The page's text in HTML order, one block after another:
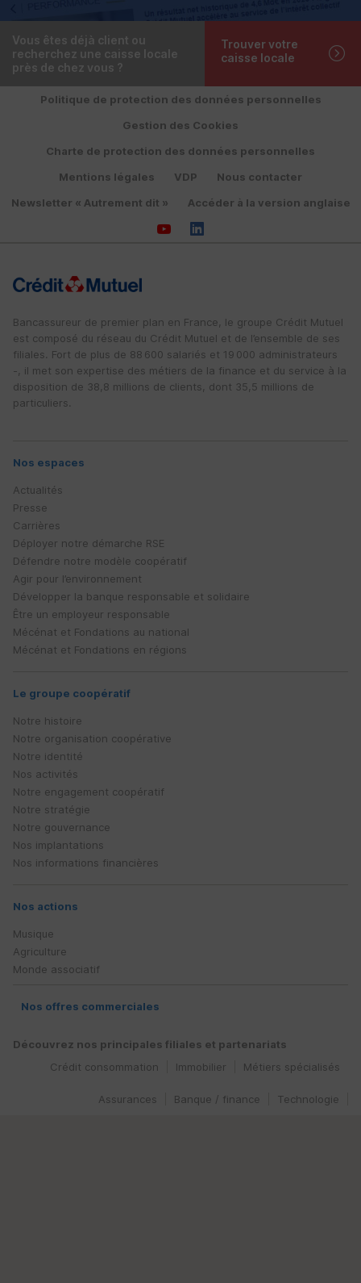
Vous êtes déjà client ou
recherchez une caisse locale
près de chez vous ?
Trouver votre
caisse locale
Politique de protection des données personnelles
Gestion des Cookies
Charte de protection des données personnelles
Mentions légales
VDP
Nous contacter
Newsletter « Autrement dit »
Accéder à la version anglaise
Bancassureur de premier plan en France, le groupe Crédit Mutuel
est composé du réseau du Crédit Mutuel et de l’ensemble de ses
filiales. Fort de plus de 88 600 salariés et 19 000 administrateurs
-, il met son expertise des métiers de la finance et du service à la
disposition de 38,8 millions de clients, dont 35,5 millions de
particuliers.
Nos espaces
Actualités
Presse
Carrières
Déployer notre démarche RSE
Défendre notre modèle coopératif
Agir pour l’environnement
Développer la banque responsable et solidaire
Être un employeur responsable
Mécénat et Fondations au national
Mécénat et Fondations en régions
Le groupe coopératif
Notre histoire
Notre organisation coopérative
Notre identité
Nos activités
Notre engagement coopératif
Notre stratégie
Notre gouvernance
Nos implantations
Nos informations financières
Nos actions
Musique
Agriculture
Monde associatif
Nos offres commerciales
Découvrez nos principales filiales et partenariats
Métiers spécialisés
Immobilier
Crédit consommation
Technologie
Banque / finance
Assurances